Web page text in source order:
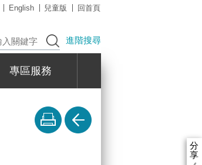
English 兒童版 回首頁
進階搜尋
專區服務
分
享